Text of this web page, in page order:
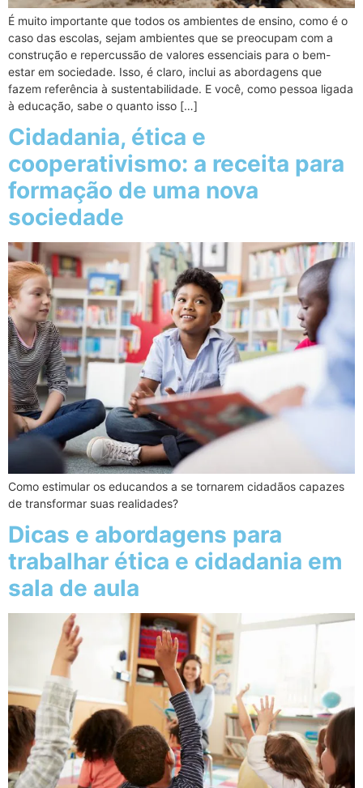
É muito importante que todos os ambientes de ensino, como é o
caso das escolas, sejam ambientes que se preocupam com a
construção e repercussão de valores essenciais para o bem-
estar em sociedade. Isso, é claro, inclui as abordagens que
fazem referência à sustentabilidade. E você, como pessoa ligada
à educação, sabe o quanto isso […]
Cidadania, ética e
cooperativismo: a receita para
formação de uma nova
sociedade
Como estimular os educandos a se tornarem cidadãos capazes
de transformar suas realidades?
Dicas e abordagens para
trabalhar ética e cidadania em
sala de aula